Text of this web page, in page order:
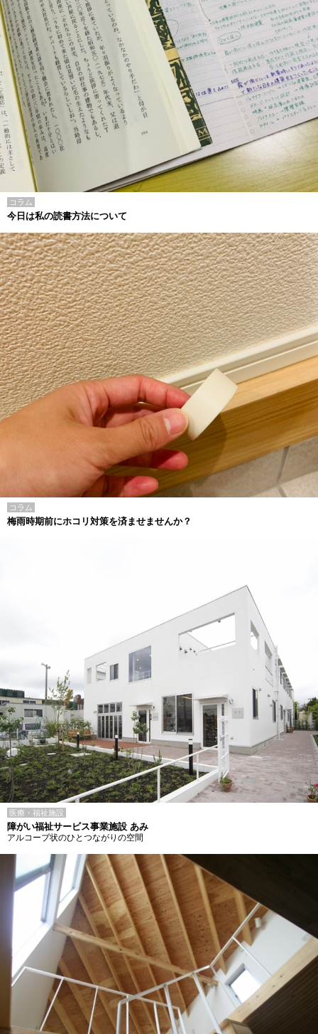
コラム
今日は私の読書方法について
コラム
梅雨時期前にホコリ対策を済ませませんか？
医療・福祉施設
障がい福祉サービス事業施設 あみ
アルコーブ状のひとつながりの空間